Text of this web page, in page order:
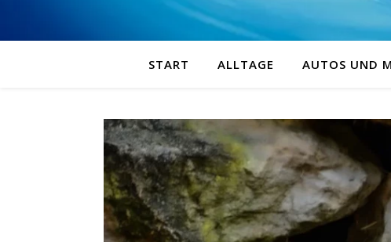
START ALLTAGE AUTOS UND